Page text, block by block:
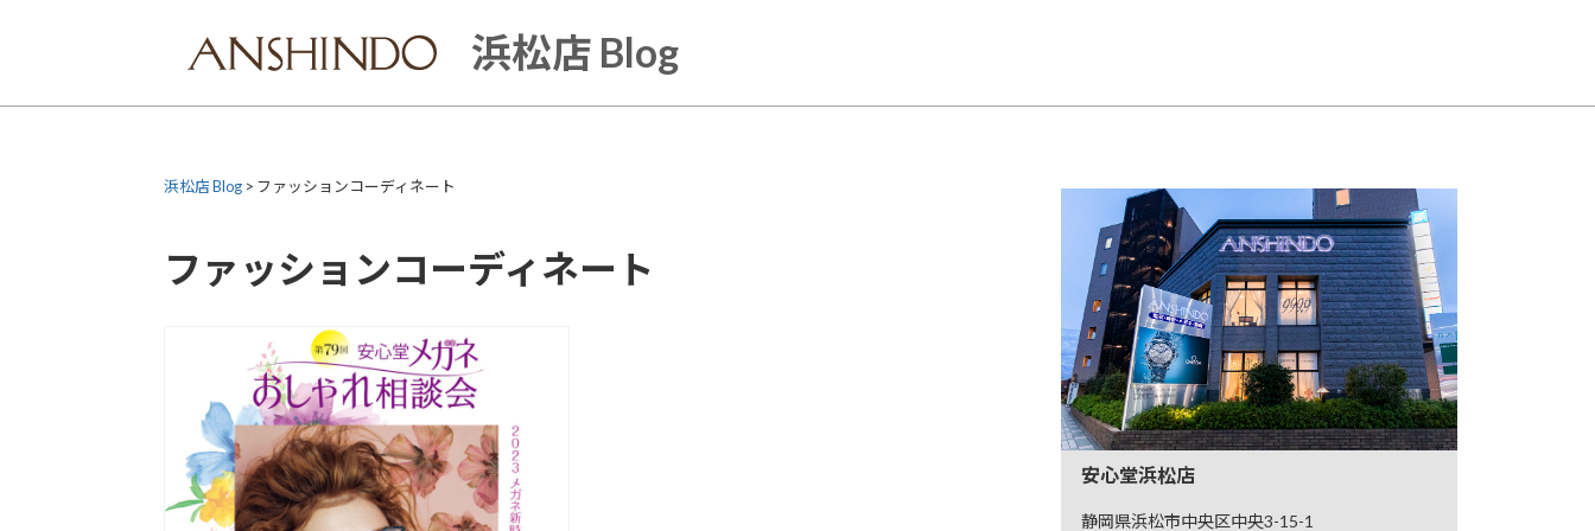
浜松店 Blog
浜松店 Blog > ファッションコーディネート
ファッションコーディネート
安心堂浜松店
静岡県浜松市中央区中央3-15-1